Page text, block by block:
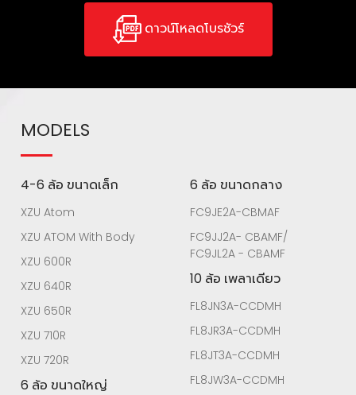
ดาวน์โหลดโบรชัวร์
MODELS
4-6 ล้อ ขนาดเล็ก
XZU Atom
XZU ATOM With Body
XZU 600R
XZU 640R
XZU 650R
XZU 710R
XZU 720R
6 ล้อ ขนาดใหญ่
6 ล้อ ขนาดกลาง
FC9JE2A-CBMAF
FC9JJ2A- CBAMF/
FC9JL2A - CBAMF
10 ล้อ เพลาเดียว
FL8JN3A-CCDMH
FL8JR3A-CCDMH
FL8JT3A-CCDMH
FL8JW3A-CCDMH